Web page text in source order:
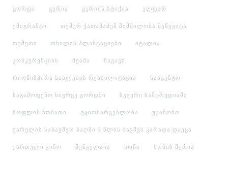
გორდი გურია გურიის სტიქია ელდარ
ემიგრანტი თემურ ქათამაძემ შიმშილობა შეწყვიტა
თუშეთი თხილის პლანტაციები იტალია
კონკურენციის მეამა ნაგავი
რიონისპირა სახლების რეაბილიტაცია სააგენტო
საგამოფენო სივრცე გორდში სკვერი სამტრედიაში
სოფლის ნობათი ტყითსარგებლობა უკანონო
ქარელის საბავშვო ბაღში 3 წლის ბავშვს კარადა დაეცა
ქართული კინო შენგელაია ხონი ხონის მერია